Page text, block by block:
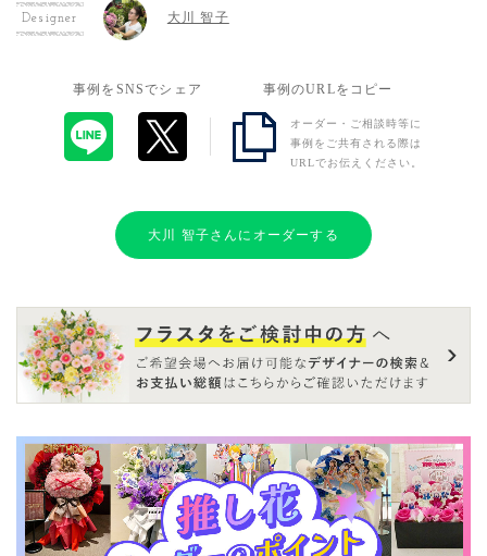
Designer 大川 智子
事例をSNSでシェア 事例のURLをコピー
オーダー・ご相談時等に
事例をご共有される際は
URLでお伝えください。
大川 智子さんにオーダーする